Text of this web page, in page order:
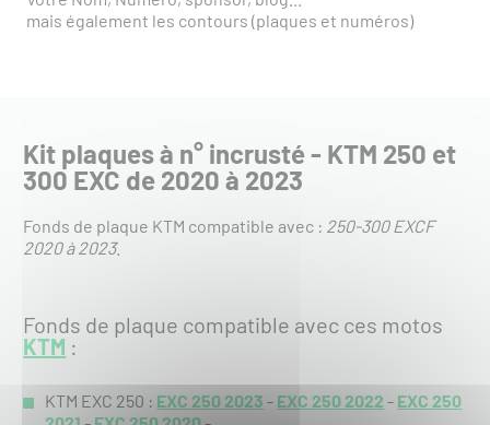
mais également les contours (plaques et numéros)
Kit plaques à n° incrusté - KTM 250 et
300 EXC de 2020 à 2023
Fonds de plaque KTM compatible avec : 250-300 EXCF
2020 à 2023.
Fonds de plaque compatible avec ces motos
KTM :
KTM EXC 250 : EXC 250 2023 - EXC 250 2022 - EXC 250